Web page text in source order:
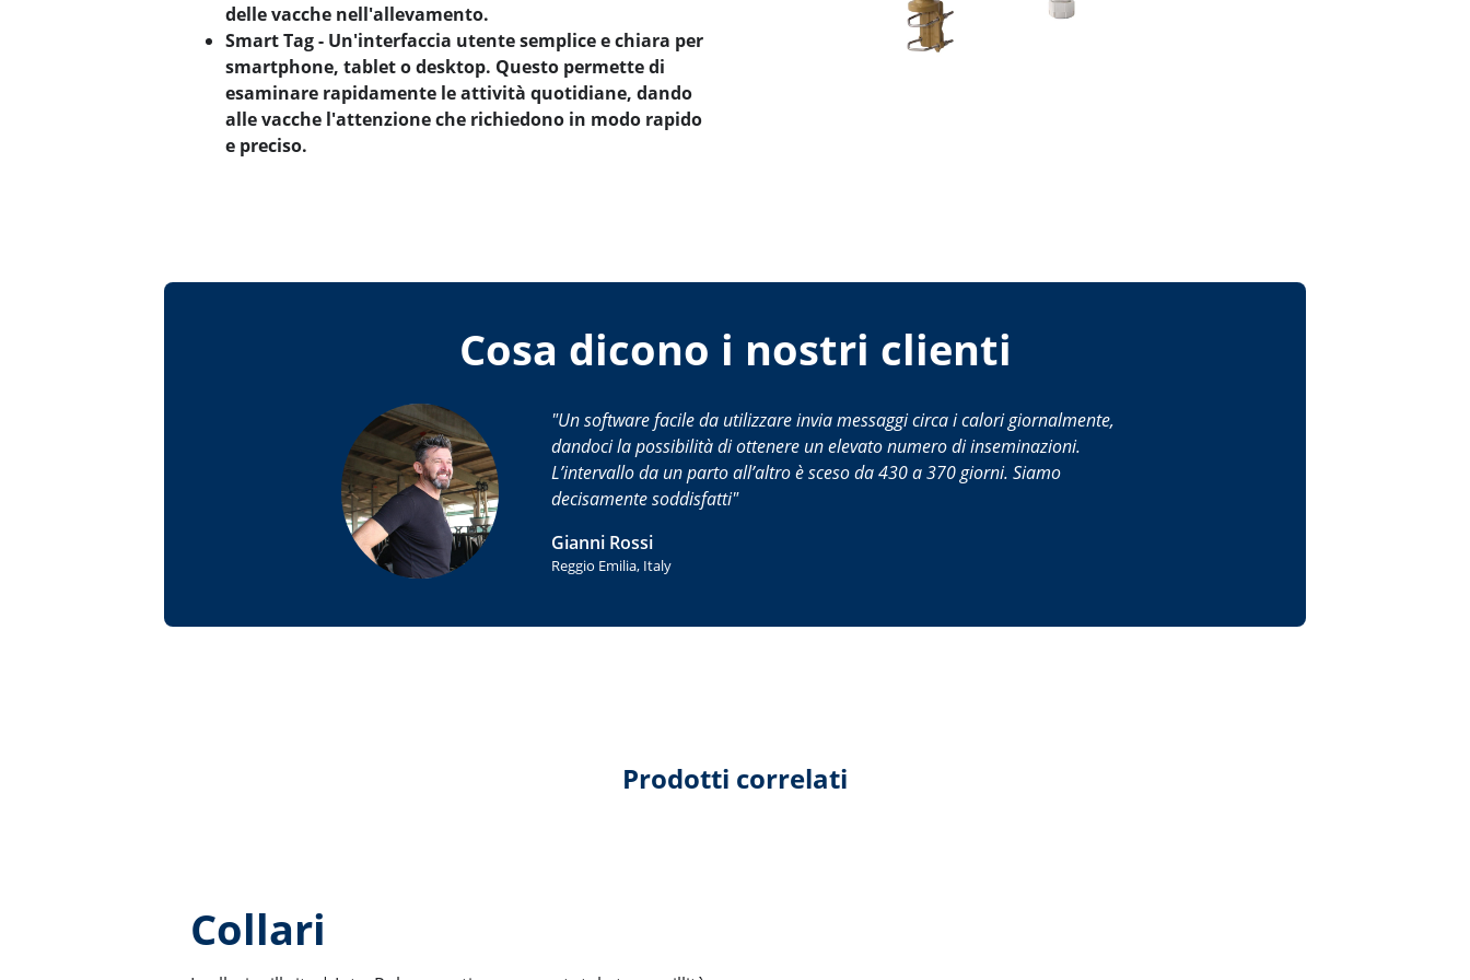
delle vacche nell'allevamento.
Smart Tag - Un'interfaccia utente semplice e chiara per
smartphone, tablet o desktop. Questo permette di
esaminare rapidamente le attività quotidiane, dando
alle vacche l'attenzione che richiedono in modo rapido
e preciso.
Cosa dicono i nostri clienti
Un software facile da utilizzare invia messaggi circa i calori giornalmente,
dandoci la possibilità di ottenere un elevato numero di inseminazioni.
L’intervallo da un parto all’altro è sceso da 430 a 370 giorni. Siamo
decisamente soddisfatti
Gianni Rossi
Reggio Emilia, Italy
Prodotti correlati
Collari